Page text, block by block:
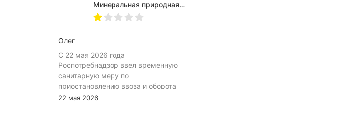
подходит. Это, наверное, главный
показатель.
Минеральная природная вода Jermuk / Джермук газированная, Пэт (1,0л*6шт)
Олег
С 22 мая 2026 года
Роспотребнадзор ввел временную
санитарную меру по
приостановлению ввоза и оборота
на территории Российской
22 мая 2026